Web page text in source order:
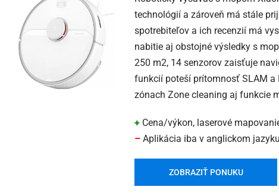
technológií a zároveň má stále
spotrebiteľov a ich recenzií má
nabitie aj obstojné výsledky s
250 m2, 14 senzorov zaisťuje
funkcií poteší prítomnosť SLAM
zónach Zone cleaning aj funkcie
+ Cena/výkon, laserové
– Aplikácia iba v anglickom jazyku
ZOBRAZIŤ PONUKU